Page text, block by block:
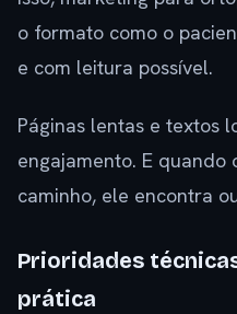
o formato como o
e com leitura possível.
Páginas lentas e textos
engajamento. E
caminho, ele encontra
Prioridades
prática